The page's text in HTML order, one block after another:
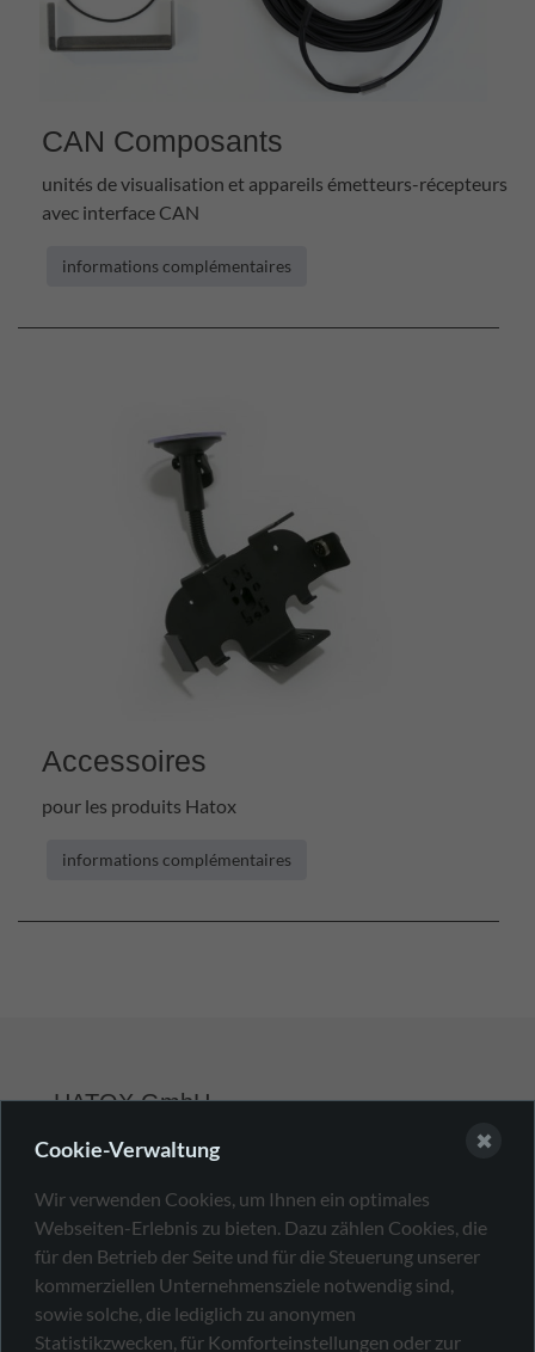
CAN Composants
unités de visualisation et appareils émetteurs-récepteurs
avec interface CAN
informations complémentaires
Accessoires
pour les produits Hatox
informations complémentaires
HATOX GmbH
sales@hatox.com
Von-Drais-Str. 9
75217 Birkenfeld
Allemagne
Cookie-Verwaltung
Wir verwenden Cookies, um Ihnen ein optimales
Webseiten-Erlebnis zu bieten. Dazu zählen Cookies, die
für den Betrieb der Seite und für die Steuerung unserer
kommerziellen Unternehmensziele notwendig sind,
sowie solche, die lediglich zu anonymen
Statistikzwecken, für Komforteinstellungen oder zur
✖